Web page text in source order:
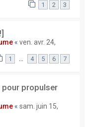
1 2 3
« ven. avr. 24,
1 … 4 5 6 7
pour propulser
« sam. juin 15,